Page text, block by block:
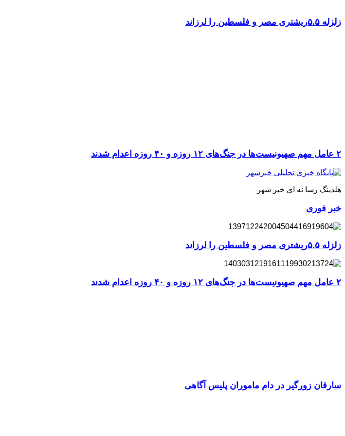
زلزله ۵.۵ریشتری مصر و فلسطین را لرزاند
۲ عامل مهم صهیونیست‌ها در جنگ‌های ۱۲ روزه و ۴۰ روزه اعدام شدند
هلدینگ رسا نه ای خبر شهر
خبر فوری
زلزله ۵.۵ریشتری مصر و فلسطین را لرزاند
۲ عامل مهم صهیونیست‌ها در جنگ‌های ۱۲ روزه و ۴۰ روزه اعدام شدند
سارقان زورگیر در دام ماموران پلیس آگاهی